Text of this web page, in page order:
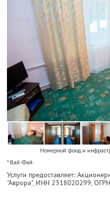
Номерной фонд и
* Вай-Фай
Услуги предоставляет:
"Аврора", ИНН 2318020299,